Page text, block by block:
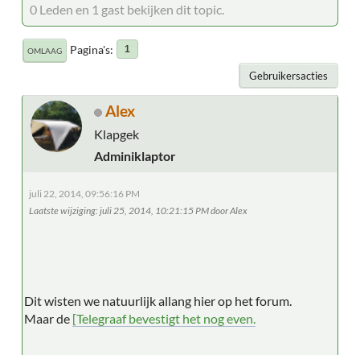
0 Leden en 1 gast bekijken dit topic.
OMLAAG Pagina's 1
Gebruikersacties
Alex
Klapgek
Adminiklaptor
juli 22, 2014, 09:56:16 PM
Laatste wijziging: juli 25, 2014, 10:21:15 PM door Alex
Dit wisten we natuurlijk allang hier op het forum.
Maar de [Telegraaf bevestigt het nog even.